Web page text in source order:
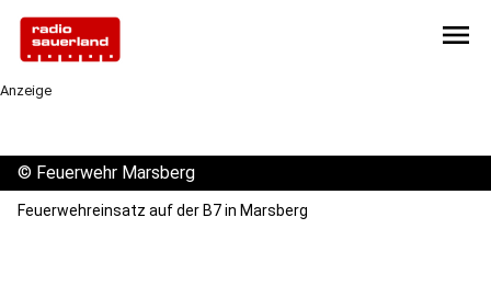
menu
Anzeige
© Feuerwehr Marsberg
Feuerwehreinsatz auf der B7 in Marsberg